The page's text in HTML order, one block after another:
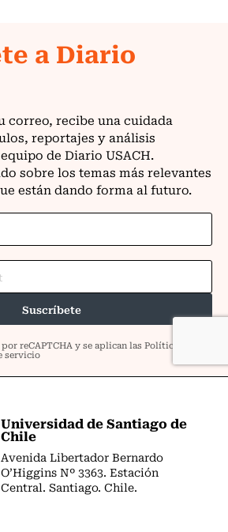
Universidad de Santiago de
Chile
Avenida Libertador Bernardo
O’Higgins Nº 3363. Estación
Central. Santiago. Chile.